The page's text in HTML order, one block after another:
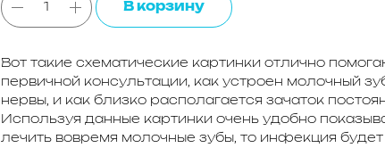
В корзину
Вот такие схематические картинки отлично
первичной консультации, как устроен молочный
нервы, и как близко располагается зачаток
Используя данные картинки очень удобно
лечить вовремя молочные зубы, то инфекция будет